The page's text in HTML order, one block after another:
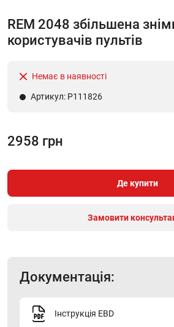
REM 2048 збільшена
користувачів пультів
Немає в наявності
Артикул: P111826
2958 грн
Де купити
Замовити
Документація:
Інструкція EBD